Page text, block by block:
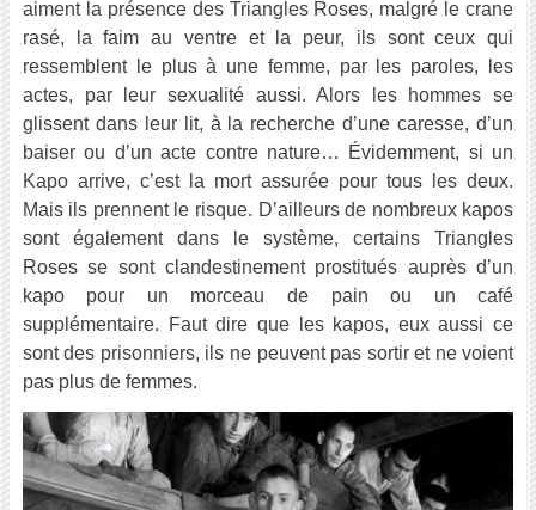
aiment la présence des Triangles Roses, malgré le crane
rasé, la faim au ventre et la peur, ils sont ceux qui
ressemblent le plus à une femme, par les paroles, les
actes, par leur sexualité aussi. Alors les hommes se
glissent dans leur lit, à la recherche d’une caresse, d’un
baiser ou d’un acte contre nature… Évidemment, si un
Kapo arrive, c’est la mort assurée pour tous les deux.
Mais ils prennent le risque. D’ailleurs de nombreux kapos
sont également dans le système, certains Triangles
Roses se sont clandestinement prostitués auprès d’un
kapo pour un morceau de pain ou un café
supplémentaire. Faut dire que les kapos, eux aussi ce
sont des prisonniers, ils ne peuvent pas sortir et ne voient
pas plus de femmes.